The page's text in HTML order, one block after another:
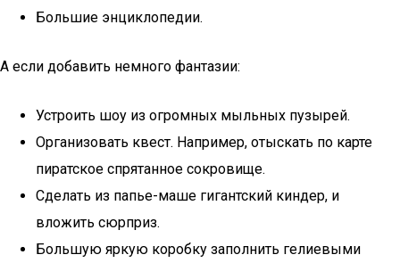
Большие энциклопедии.
А если добавить немного фантазии:
Устроить шоу из огромных мыльных пузырей.
Организовать квест. Например, отыскать по карте
пиратское спрятанное сокровище.
Сделать из папье-маше гигантский киндер, и
вложить сюрприз.
Большую яркую коробку заполнить гелиевыми